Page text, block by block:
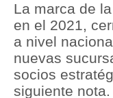
Finanzas Personales
Inmobiliarias
Plus G
La marca de
en el 2021,
a nivel
nuevas
socios
siguiente nota.